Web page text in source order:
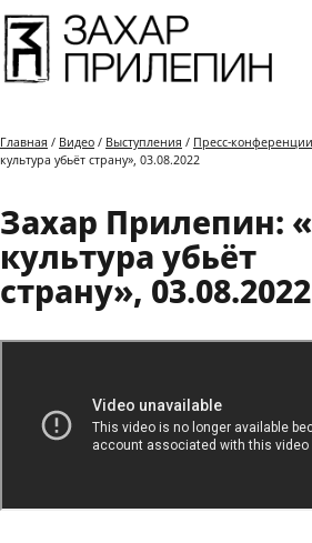
Главная / Видео / Выступления / Пресс-конференции
культура убьёт страну», 03.08.2022
Захар Прилепин:
культура убьёт
страну», 03.08.2022